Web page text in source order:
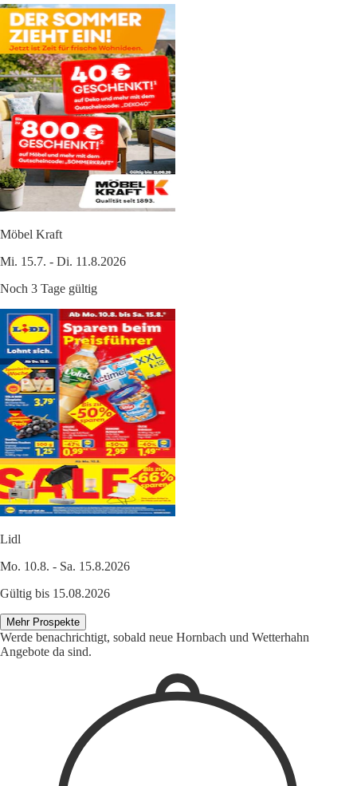
Möbel Kraft
Mi. 15.7. - Di. 11.8.2026
Noch 3 Tage gültig
Lidl
Mo. 10.8. - Sa. 15.8.2026
Gültig bis 15.08.2026
Mehr Prospekte
Werde benachrichtigt, sobald neue Hornbach und Wetterhahn
Angebote da sind.